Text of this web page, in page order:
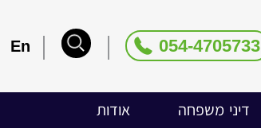
054-4705733
En
דיני משפחה אודות